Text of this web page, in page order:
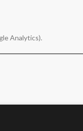
Analytics).